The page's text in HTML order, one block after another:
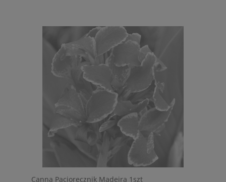
Canna Paciorecznik Madeira 1szt